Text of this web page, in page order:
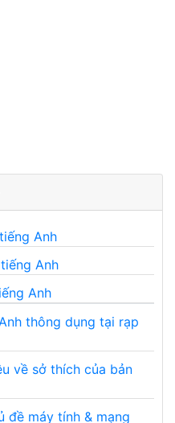
Anh
Anh
Anh
thông dụng tại rạp
về sở thích của bản
đề máy tính & mạng